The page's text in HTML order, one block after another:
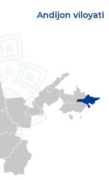
Andijon viloyati